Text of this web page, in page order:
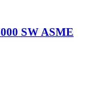
SW ASME